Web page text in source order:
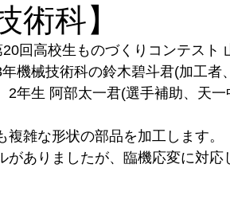
術科】
回高校生ものづくりコンテスト
機械技術科の鈴木碧斗君(加工者
年生 阿部太一君(選手補助、天
雑な形状の部品を加工します。
ありましたが、臨機応変に対応